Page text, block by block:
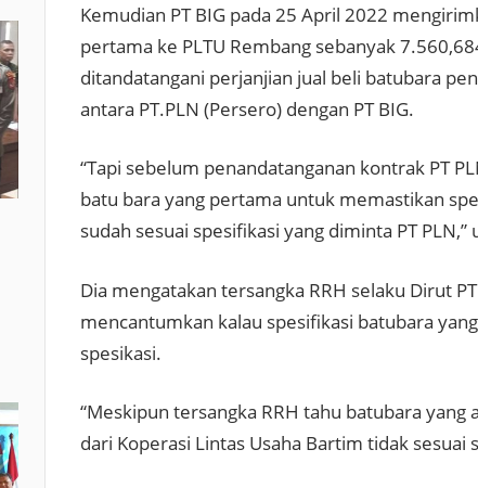
Kemudian PT BIG pada 25 April 2022
pertama ke PLTU Rembang sebanyak
ditandatangani perjanjian jual beli batubara
antara PT.PLN (Persero) dengan PT BIG.
“Tapi sebelum penandatanganan kontrak PT
batu bara yang pertama untuk memastikan
sudah sesuai spesifikasi yang diminta PT PLN,”
Dia mengatakan tersangka RRH selaku Dirut
mencantumkan kalau spesifikasi batubara
spesikasi.
“Meskipun tersangka RRH tahu batubara yang
dari Koperasi Lintas Usaha Bartim tidak sesuai